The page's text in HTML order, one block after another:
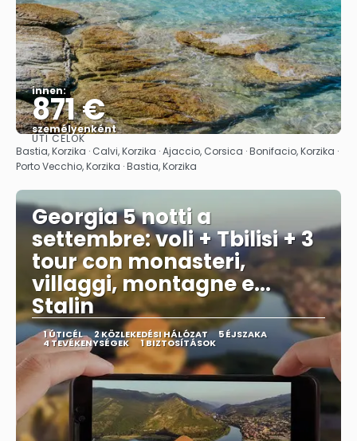
innen:
871 €
személyenként
Megnézem
ÚTI CÉLOK
Bastia, Korzika · Calvi, Korzika · Ajaccio, Corsica · Bonifacio, Korzika ·
Porto Vecchio, Korzika · Bastia, Korzika
Georgia 5 notti a
settembre: voli + Tbilisi + 3
tour con monasteri,
villaggi, montagne e...
Stalin
1 ÚTICÉL 2 KÖZLEKEDÉSI HÁLÓZAT 5 ÉJSZAKA
4 TEVÉKENYSÉGEK 1 BIZTOSÍTÁSOK